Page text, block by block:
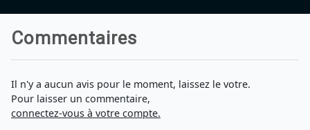
Commentaires
Il n'y a aucun avis pour le moment, laissez le votre.
Pour laisser un commentaire,
connectez-vous à votre compte.